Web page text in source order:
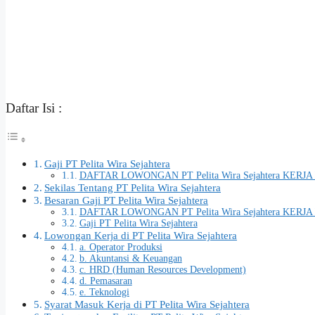
Daftar Isi :
Gaji PT Pelita Wira Sejahtera
DAFTAR LOWONGAN PT Pelita Wira Sejahtera
Sekilas Tentang PT Pelita Wira Sejahtera
Besaran Gaji PT Pelita Wira Sejahtera
DAFTAR LOWONGAN PT Pelita Wira Sejahtera
Gaji PT Pelita Wira Sejahtera
Lowongan Kerja di PT Pelita Wira Sejahtera
a. Operator Produksi
b. Akuntansi & Keuangan
c. HRD (Human Resources Development)
d. Pemasaran
e. Teknologi
Syarat Masuk Kerja di PT Pelita Wira Sejahtera